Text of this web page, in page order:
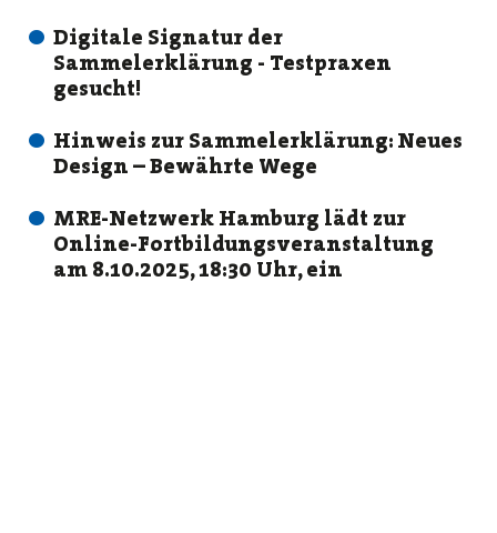
Digitale Signatur der
Sammelerklärung - Testpraxen
gesucht!
Hinweis zur Sammelerklärung: Neues
Design – Bewährte Wege
MRE-Netzwerk Hamburg lädt zur
Online-Fortbildungsveranstaltung
am 8.10.2025, 18:30 Uhr, ein